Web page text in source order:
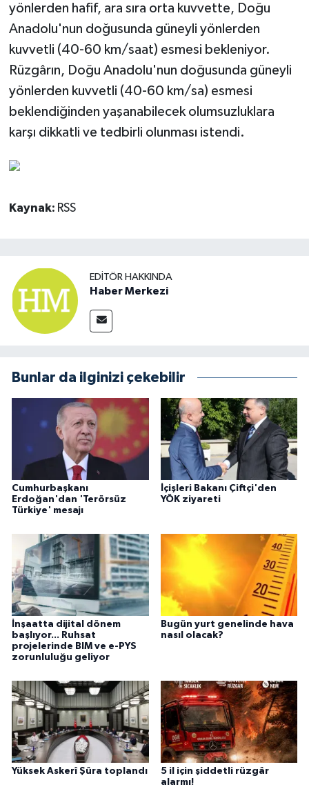
yönlerden hafif, ara sıra orta kuvvette, Doğu
Anadolu'nun doğusunda güneyli yönlerden
kuvvetli (40-60 km/saat) esmesi bekleniyor.
Rüzgârın, Doğu Anadolu'nun doğusunda güneyli
yönlerden kuvvetli (40-60 km/sa) esmesi
beklendiğinden yaşanabilecek olumsuzluklara
karşı dikkatli ve tedbirli olunması istendi.
Kaynak: RSS
EDITÖR HAKKINDA
Haber Merkezi
Bunlar da ilginizi çekebilir
Cumhurbaşkanı
Erdoğan'dan 'Terörsüz
Türkiye' mesajı
İçişleri Bakanı Çiftçi'den
YÖK ziyareti
İnşaatta dijital dönem
başlıyor... Ruhsat
projelerinde BIM ve e-PYS
zorunluluğu geliyor
Bugün yurt genelinde hava
nasıl olacak?
Yüksek Askerî Şûra toplandı
5 il için şiddetli rüzgâr
alarmı!